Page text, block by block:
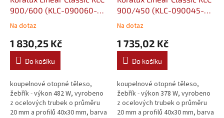
900/600 (KLC-090060-
00-10)
Na dotaz
1 830,25 Kč
Do košíku
koupelnové otopné těleso,
žebřík - výkon 482 W, vyrobeno
z ocelových trubek o průměru
20 mm a profilů 40x30 mm, barva
900/450 (KLC-090045-
00-10)
Na dotaz
1 735,02 Kč
Do košíku
koupelnové otopné těleso,
žebřík - výkon 378 W, vyrobeno
z ocelových trubek o průměru
20 mm a profilů 40x30 mm, barva